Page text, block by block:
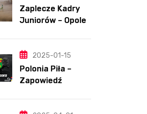
Zaplecze Kadry
Juniorów – Opole,
2025-01-15
Polonia Piła –
Zapowiedź